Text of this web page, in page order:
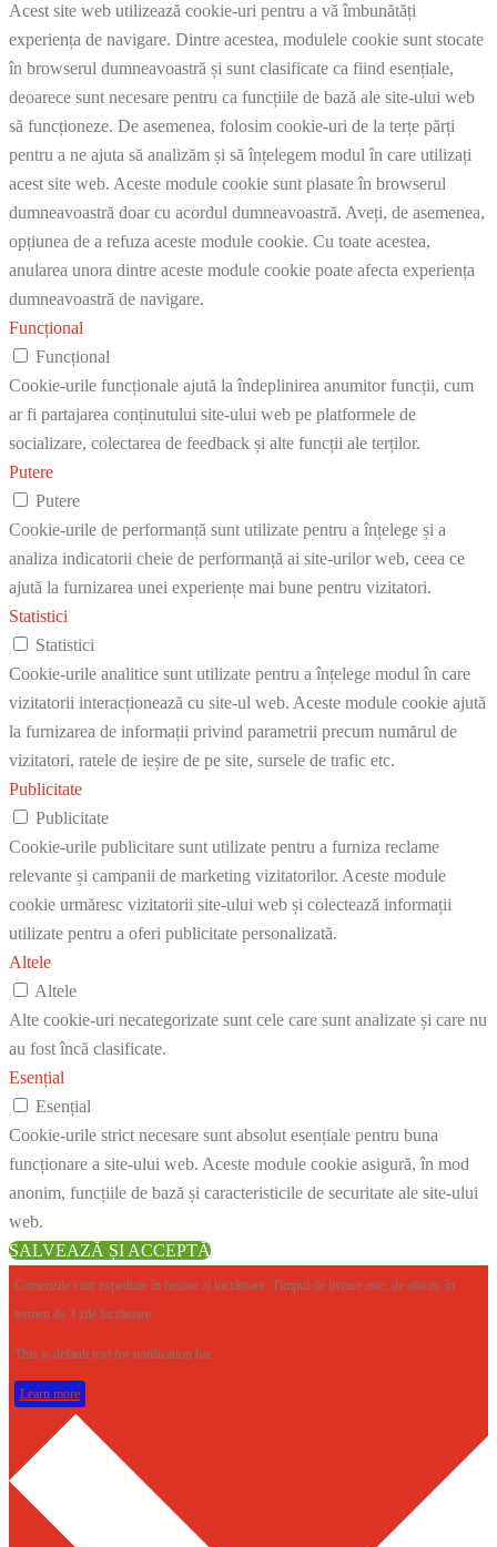
Acest site web utilizează cookie-uri pentru a vă îmbunătăți
experiența de navigare. Dintre acestea, modulele cookie sunt stocate
în browserul dumneavoastră și sunt clasificate ca fiind esențiale,
deoarece sunt necesare pentru ca funcțiile de bază ale site-ului web
să funcționeze. De asemenea, folosim cookie-uri de la terțe părți
pentru a ne ajuta să analizăm și să înțelegem modul în care utilizați
acest site web. Aceste module cookie sunt plasate în browserul
dumneavoastră doar cu acordul dumneavoastră. Aveți, de asemenea,
opțiunea de a refuza aceste module cookie. Cu toate acestea,
anularea unora dintre aceste module cookie poate afecta experiența
dumneavoastră de navigare.
Funcțional
Funcțional
Cookie-urile funcționale ajută la îndeplinirea anumitor funcții, cum
ar fi partajarea conținutului site-ului web pe platformele de
socializare, colectarea de feedback și alte funcții ale terților.
Putere
Putere
Cookie-urile de performanță sunt utilizate pentru a înțelege și a
analiza indicatorii cheie de performanță ai site-urilor web, ceea ce
ajută la furnizarea unei experiențe mai bune pentru vizitatori.
Statistici
Statistici
Cookie-urile analitice sunt utilizate pentru a înțelege modul în care
vizitatorii interacționează cu site-ul web. Aceste module cookie ajută
la furnizarea de informații privind parametrii precum numărul de
vizitatori, ratele de ieșire de pe site, sursele de trafic etc.
Publicitate
Publicitate
Cookie-urile publicitare sunt utilizate pentru a furniza reclame
relevante și campanii de marketing vizitatorilor. Aceste module
cookie urmăresc vizitatorii site-ului web și colectează informații
utilizate pentru a oferi publicitate personalizată.
Altele
Altele
Alte cookie-uri necategorizate sunt cele care sunt analizate și care nu
au fost încă clasificate.
Esențial
Esențial
Cookie-urile strict necesare sunt absolut esențiale pentru buna
funcționare a site-ului web. Aceste module cookie asigură, în mod
anonim, funcțiile de bază și caracteristicile de securitate ale site-ului
web.
SALVEAZĂ ȘI ACCEPTĂ
Comenzile sunt expediate în fiecare zi lucrătoare. Timpul de livrare este, de obicei, în
termen de 3 zile lucrătoare.
This is default text for notification bar
Learn more